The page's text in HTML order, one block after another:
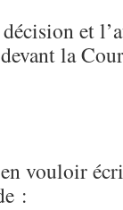
et
la
vouloir
: